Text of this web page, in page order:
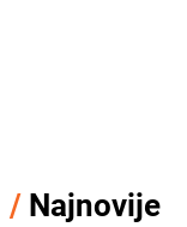
/ Najnovije